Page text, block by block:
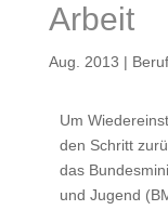
Arbeit
Aug. 2013 |
Um
den Schritt
das
und Jugend